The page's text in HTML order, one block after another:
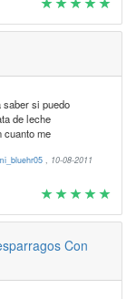
si puedo
de leche
cuanto me
, 10-08-2011
Con